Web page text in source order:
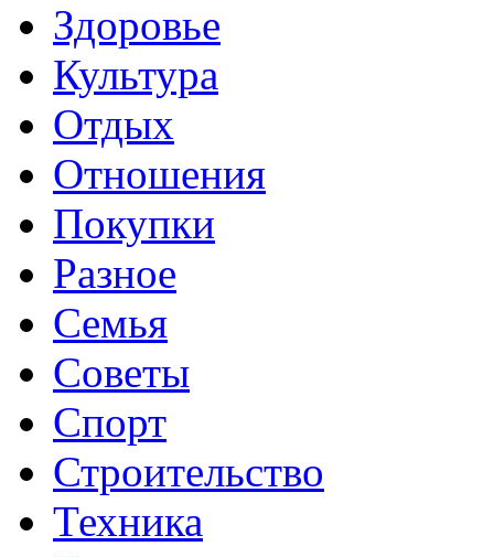
Здоровье
Культура
Отдых
Отношения
Покупки
Разное
Семья
Советы
Спорт
Строительство
Техника